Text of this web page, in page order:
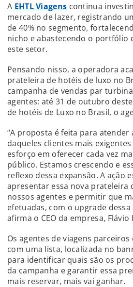
A EHTL Viagens continua
mercado de lazer, registrando
de 40% no segmento,
nicho e abastecendo o portfólio
este setor.
Pensando nisso, a operadora
prateleira de hotéis de luxo no
campanha de vendas par
agentes: até 31 de outubro
de hotéis de Luxo no Brasil, o
“A proposta é feita para atender
daqueles clientes mais
esforço em oferecer cada vez
público. Estamos crescendo e
reflexo dessa expansão. A ação
apresentar essa nova prateleira
nossos agentes e permitir que
efetuadas, com o upgrade dessa
afirma o CEO da empresa, Flávio
Os agentes de viagens parceiros
com uma lista, localizada no
para identificar quais são os
da campanha e garantir essa
mais reservar, mais vai ganhar.